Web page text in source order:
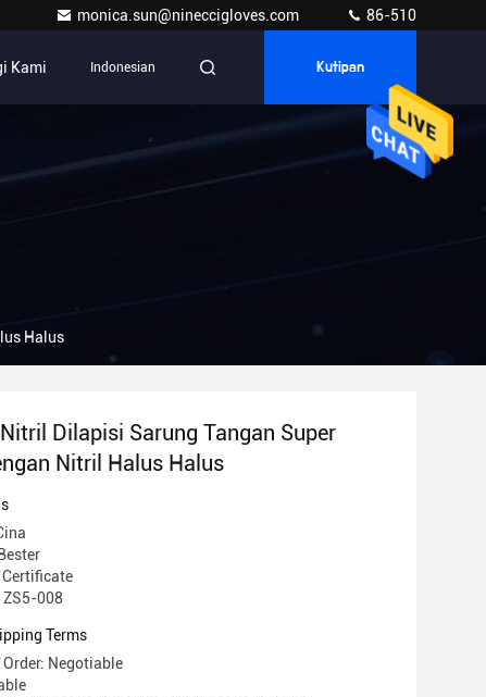
monica.sun@nineccigloves.com 86-510
Kami Indonesian Kutipan
Halus
Dilapisi Sarung Tangan Super
Nitril Halus Halus
ZS5-008
Terms
Negotiable